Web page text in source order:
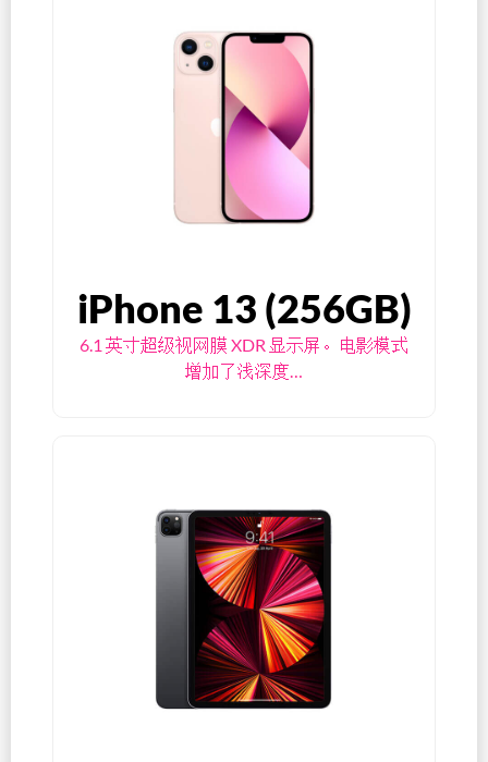
iPhone 13 (256GB)
6.1 英寸超级视网膜 XDR 显示屏。电影模式
增加了浅深度…